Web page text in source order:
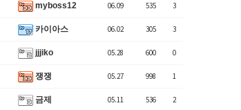
myboss12 06.09 535 3
카이아스 06.02 305 3
jjjiko 05.28 600 0
쟁쟁 05.27 998 1
금제 05.11 536 2